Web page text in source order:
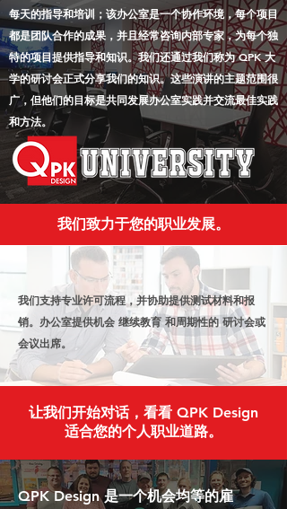
每天的指导和培训；该办公室是一个协作环境，每个项目
都是团队合作的成果，并且经常咨询内部专家，为每个独
特的项目提供指导和知识。我们还通过我们称为 QPK 大
学的研讨会正式分享我们的知识。这些演讲的主题范围很
广，但他们的目标是共同发展办公室实践并交流最佳实践
和方法。
我们致力于您的职业发展。
我们支持专业许可流程，并协助提供测试材料和报
销。办公室提供机会 继续教育 和周期性的 研讨会或
会议出席。
让我们开始对话，看看 QPK Design
适合您的个人职业道路。
QPK Design 是一个机会均等的雇